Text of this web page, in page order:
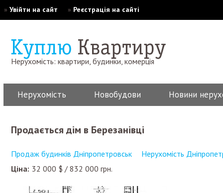
» Увійти на сайт » Реєстрація на сайті
Нерухомість: квартири, будинки, комерція
Нерухомість Новобудови Новини
Продається дім в Березанівці
Продаж будинків Дніпропетровськ
Нерухомість
Ціна: 32 000 $ / 832 000 грн.